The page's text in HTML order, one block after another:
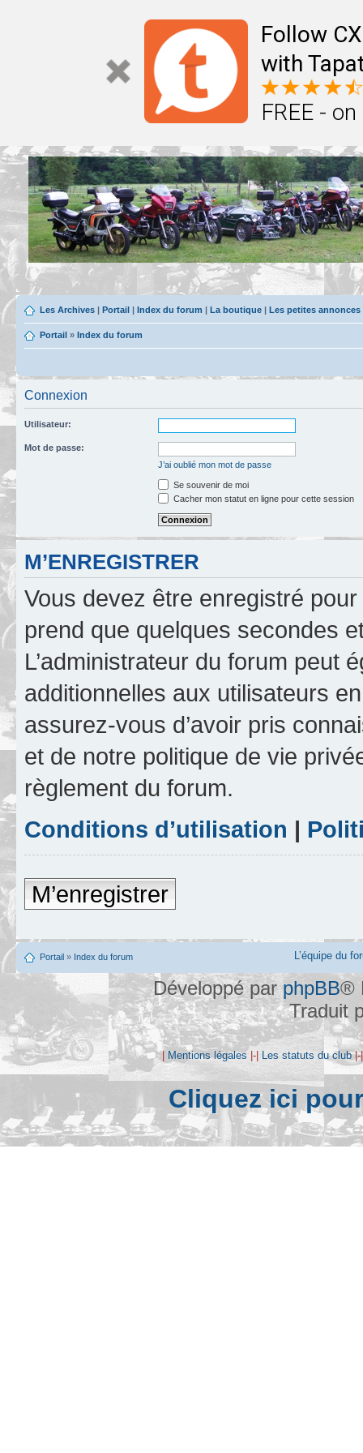
Follow
with
FREE -
Les Archives | Portail | Index du forum | La boutique | Les petites
Portail » Index du forum
Connexion
Utilisateur:
Mot de passe:
J’ai oublié mon mot de passe
Se souvenir de moi
Cacher mon statut en ligne pour cette session
M’ENREGISTRER
Vous devez être enregistré
prend que quelques secondes
L’administrateur du forum peut
additionnelles aux utilisateurs
assurez-vous d’avoir pris
et de notre politique de vie
règlement du forum.
Conditions d’utilisation |
M’enregistrer
Portail » Index du forum L’équipe du
Développé parphpBB®
Traduit
| Mentions légales |-| Les statuts du club
Cliquez ici